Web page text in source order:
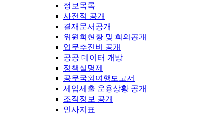
정보목록
사전적 공개
결재문서공개
위원회현황 및 회의공개
업무추진비 공개
공공 데이터 개방
정책실명제
공무국외여행보고서
세입세출 운용상황 공개
조직정보 공개
인사지표